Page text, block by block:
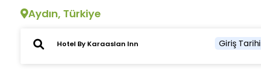
Aydın, Türkiye
Giriş Tarihi